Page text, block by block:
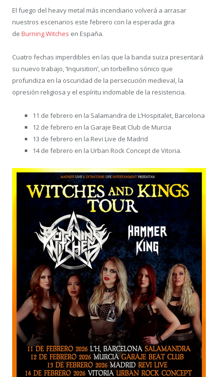
El fuego del heavy metal más incendiario volverá a arrasar
nuestros escenarios este febrero con la esperada gira
de Burning Witches en España.
Cuatro fechas imperdibles en las que la banda suiza presentará
su nuevo trabajo, ‘Inquisition’, un torbellino sónico que
profundiza en la oscuridad de la persecución medieval, la
opresión religiosa y el espíritu indomable de la resistencia.
11 de febrero en la Salamandra de L’Hospitalet, Barcelona
12 de febrero en la Garaje Beat Club de Murcia
13 de febrero en la Revi Live de Madrid
14 de febrero en la Urban Rock Concept de Vitoria.